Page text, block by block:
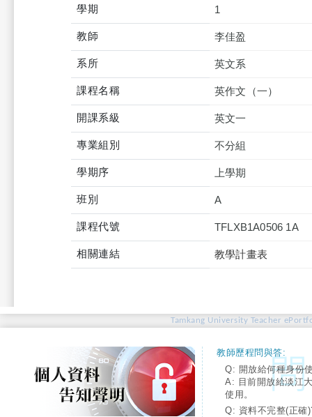
學期 1
教師 李佳盈
系所 英文系
課程名稱 英作文（一）
開課系級 英文一
專業組別 不分組
學期序 上學期
班別 A
課程代號 TFLXB1A0506 1A
相關連結 教學計畫表
Tamkang University Teacher
教師歷程問與答:
Q: 開放給何種身份
A: 目前開放給淡江
使用。
Q: 資料不完整(正確